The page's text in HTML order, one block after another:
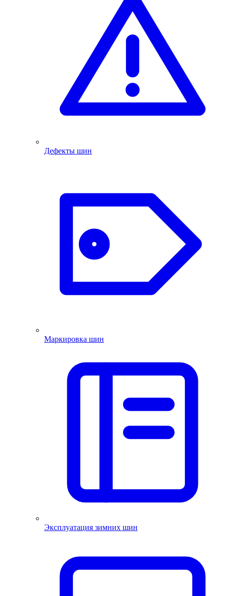
Дефекты шин
Маркировка шин
Эксплуатация зимних шин